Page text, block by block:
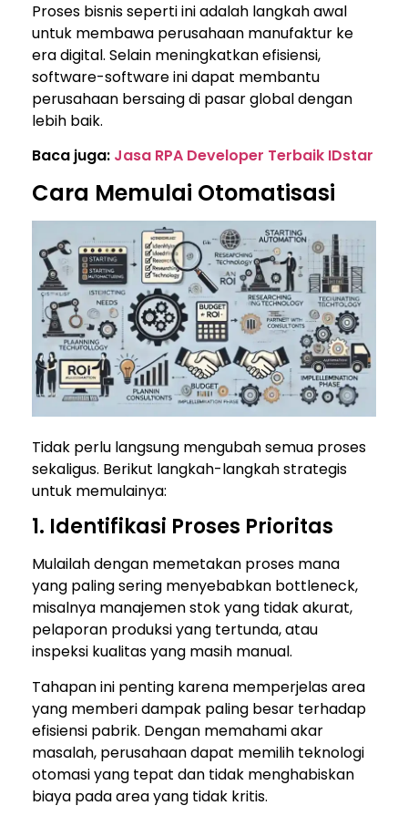
Proses bisnis seperti ini adalah langkah awal
untuk membawa perusahaan manufaktur ke
era digital. Selain meningkatkan efisiensi,
software-software ini dapat membantu
perusahaan bersaing di pasar global dengan
lebih baik.
Baca juga: Jasa RPA Developer Terbaik IDstar
Cara Memulai Otomatisasi
Tidak perlu langsung mengubah semua proses
sekaligus. Berikut langkah-langkah strategis
untuk memulainya:
1. Identifikasi Proses Prioritas
Mulailah dengan memetakan proses mana
yang paling sering menyebabkan bottleneck,
misalnya manajemen stok yang tidak akurat,
pelaporan produksi yang tertunda, atau
inspeksi kualitas yang masih manual.
Tahapan ini penting karena memperjelas area
yang memberi dampak paling besar terhadap
efisiensi pabrik. Dengan memahami akar
masalah, perusahaan dapat memilih teknologi
otomasi yang tepat dan tidak menghabiskan
biaya pada area yang tidak kritis.